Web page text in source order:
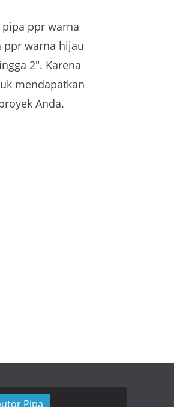
ppr warna
ppr warna hijau
2″. Karena
mendapatkan
Anda.
Pipa